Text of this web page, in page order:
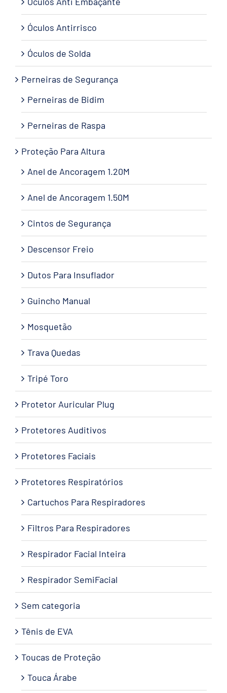
Óculos Antirrisco
Óculos de Solda
Perneiras de Segurança
Perneiras de Bidim
Perneiras de Raspa
Proteção Para Altura
Anel de Ancoragem 1.20M
Anel de Ancoragem 1.50M
Cintos de Segurança
Descensor Freio
Dutos Para Insuflador
Guincho Manual
Mosquetão
Trava Quedas
Tripé Toro
Protetor Auricular Plug
Protetores Auditivos
Protetores Faciais
Protetores Respiratórios
Cartuchos Para Respiradores
Filtros Para Respiradores
Respirador Facial Inteira
Respirador SemiFacial
Sem categoria
Tênis de EVA
Toucas de Proteção
Touca Árabe